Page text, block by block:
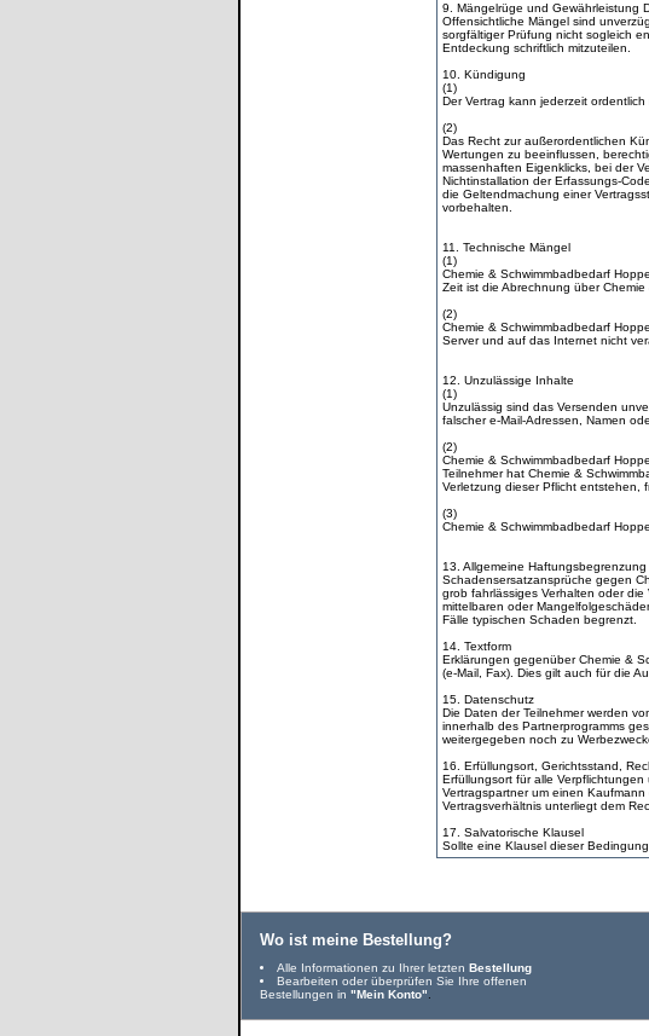
9. Mängelrüge und Gewährleistung
Offensichtliche Mängel sind
sorgfältiger Prüfung nicht sogleich
Entdeckung schriftlich mitzuteilen.
10. Kündigung
(1)
Der Vertrag kann jederzeit
(2)
Das Recht zur außerordentlichen
Wertungen zu beeinflussen,
massenhaften Eigenklicks, bei der
Nichtinstallation der Erfassungs-
die Geltendmachung einer
vorbehalten.
11. Technische Mängel
(1)
Chemie & Schwimmbadbedarf
Zeit ist die Abrechnung über
(2)
Chemie & Schwimmbadbedarf
Server und auf das Internet nicht
12. Unzulässige Inhalte
(1)
Unzulässig sind das Versenden
falscher e-Mail-Adressen, Namen
(2)
Chemie & Schwimmbadbedarf
Teilnehmer hat Chemie &
Verletzung dieser Pflicht entstehen,
(3)
Chemie & Schwimmbadbedarf
13. Allgemeine Haftungsbegrenzung
Schadensersatzansprüche gegen
grob fahrlässiges Verhalten oder
mittelbaren oder
Fälle typischen Schaden begrenzt.
14. Textform
Erklärungen gegenüber Chemie &
(e-Mail, Fax). Dies gilt auch für die
15. Datenschutz
Die Daten der Teilnehmer werden
innerhalb des Partnerprogramms
weitergegeben noch zu
16. Erfüllungsort, Gerichtsstand,
Erfüllungsort für alle
Vertragspartner um einen
Vertragsverhältnis unterliegt dem
17. Salvatorische Klausel
Sollte eine Klausel dieser
Wo ist meine Bestellung?
Alle Informationen zu Ihrer letzten Bestellung
Bearbeiten oder überprüfen Sie Ihre offenen
Bestellungen in "Mein Konto"